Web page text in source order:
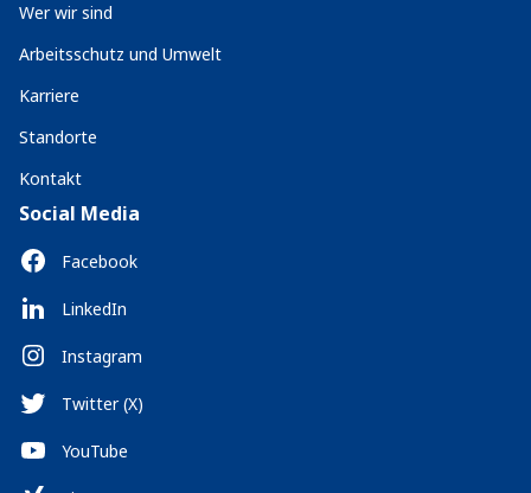
Wer wir sind
Arbeitsschutz und Umwelt
Karriere
Standorte
Kontakt
Social Media
Facebook
LinkedIn
Instagram
Twitter (X)
YouTube